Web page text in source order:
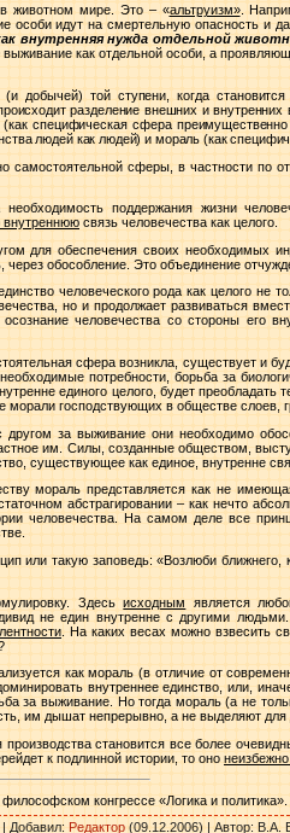
животном мире. Это – «альтруизм».
особи идут на смертельную опасность
внутренняя нужда отдельной
выживание как отдельной особи, а
добычей) той ступени, когда
разделение внешних и
специфическая сфера
людей как людей) и мораль (как
самостоятельной сферы, в частности по
поддержания жизни
внутреннюю связь человечества как целого.
для обеспечения своих необходимых
через обособление. Это объединение
человеческого рода как целого
но и продолжает развиваться
человечества со стороны его
сфера возникла, существует и
потребности, борьба за
единого целого, будет
господствующих в обществе слоев,
за выживание они необходимо
им. Силы, созданные обществом,
существующее как единое, внутренне
мораль представляется как не
абстрагировании – как нечто
человечества. На самом деле все
или такую заповедь: «Возлюби
Здесьисходным является
не един внутренне с другими
. На каких весах можно взвесить
как мораль (в отличие от
внутреннее единство, или,
за выживание. Но тогда мораль (а не
им дышат непрерывно, а не выделяют
становится все более
к подлинной истории, то оно неизбежно
конгрессе «Логика и
| Добавил: Редактор (09.12.2006) | Автор: В.А.